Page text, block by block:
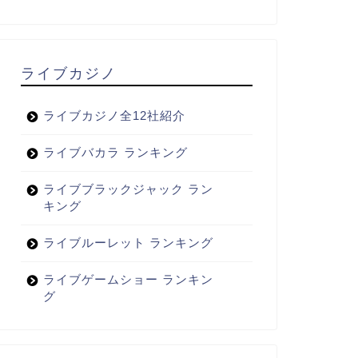
ライブカジノ
ライブカジノ全12社紹介
ライブバカラ ランキング
ライブブラックジャック ラン
キング
ライブルーレット ランキング
ライブゲームショー ランキン
グ